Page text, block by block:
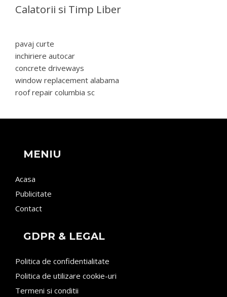
Calatorii si Timp Liber
pavaj curte
inchiriere autocar
concrete driveways
window replacement alabama
roof repair columbia sc
MENIU
Acasa
Publicitate
Contact
GDPR & LEGAL
Politica de confidentialitate
Politica de utilizare cookie-uri
Termeni si conditii